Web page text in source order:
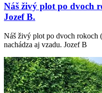
Náš živý plot po dvoch
Jozef B.
Náš živý plot po dvoch rokoch
nachádza aj vzadu. Jozef B